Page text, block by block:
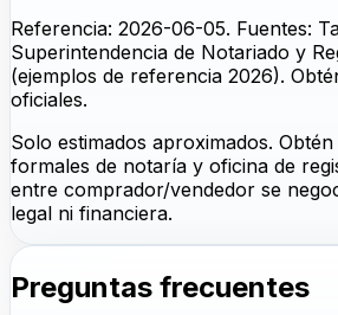
Referencia: 2026-06-05. Fuentes:
Superintendencia de Notariado y
(ejemplos de referencia 2026).
oficiales.
Solo estimados aproximados.
formales de notaría y oficina de
entre comprador/vendedor se
legal ni financiera.
Preguntas frecuentes